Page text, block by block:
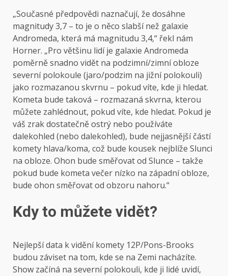
„Současné předpovědi naznačují, že dosáhne
magnitudy 3,7 – to je o něco slabší než galaxie
Andromeda, která má magnitudu 3,4,“ řekl nám
Horner. „Pro většinu lidí je galaxie Andromeda
poměrně snadno vidět na podzimní/zimní obloze
severní polokoule (jaro/podzim na jižní polokouli)
jako rozmazanou skvrnu – pokud víte, kde ji hledat.
Kometa bude taková – rozmazaná skvrna, kterou
můžete zahlédnout, pokud víte, kde hledat. Pokud je
váš zrak dostatečně ostrý nebo používáte
dalekohled (nebo dalekohled), bude nejjasnější částí
komety hlava/koma, což bude kousek nejblíže Slunci
na obloze. Ohon bude směřovat od Slunce – takže
pokud bude kometa večer nízko na západní obloze,
bude ohon směřovat od obzoru nahoru.“
Kdy to můžete vidět?
Nejlepší data k vidění komety 12P/Pons-Brooks
budou záviset na tom, kde se na Zemi nacházíte.
Show začíná na severní polokouli, kde ji lidé uvidí,